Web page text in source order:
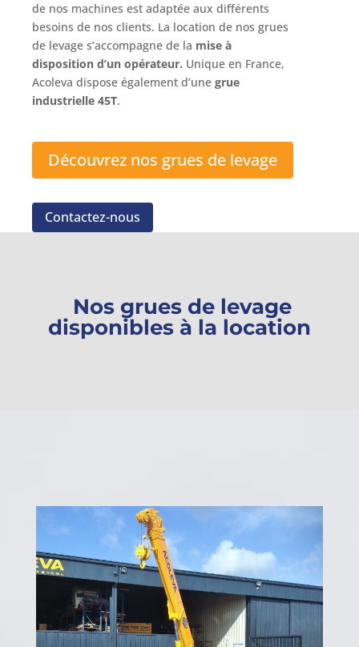
de nos machines est adaptée aux différents
besoins de nos clients. La location de nos grues
de levage s’accompagne de la mise à
disposition d’un opérateur. Unique en France,
Acoleva dispose également d’une grue
industrielle 45T.
Découvrez nos grues de levage
Contactez-nous
Nos grues de levage
disponibles à la location